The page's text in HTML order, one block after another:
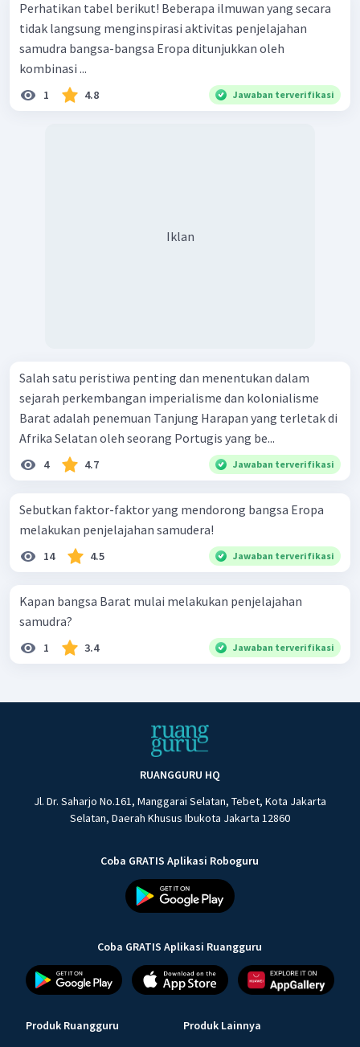
Perhatikan tabel berikut! Beberapa ilmuwan yang secara
tidak langsung menginspirasi aktivitas penjelajahan
samudra bangsa-bangsa Eropa ditunjukkan oleh
kombinasi ...
1 4.8 Jawaban terverifikasi
Iklan
Salah satu peristiwa penting dan menentukan dalam
sejarah perkembangan imperialisme dan kolonialisme
Barat adalah penemuan Tanjung Harapan yang terletak di
Afrika Selatan oleh seorang Portugis yang be...
4 4.7 Jawaban terverifikasi
Sebutkan faktor-faktor yang mendorong bangsa Eropa
melakukan penjelajahan samudera!
14 4.5 Jawaban terverifikasi
Kapan bangsa Barat mulai melakukan penjelajahan
samudra?
1 3.4 Jawaban terverifikasi
RUANGGURU HQ
Jl. Dr. Saharjo No.161, Manggarai Selatan, Tebet, Kota Jakarta
Selatan, Daerah Khusus Ibukota Jakarta 12860
Coba GRATIS Aplikasi Roboguru
Coba GRATIS Aplikasi Ruangguru
Produk Ruangguru Produk Lainnya